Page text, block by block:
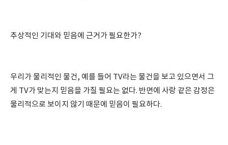
추상적인 기대와 믿음에 근거가 필요한가?
우리가 물리적인 물건, 예를 들어 TV라는 물건을 보고 있으면서 그
게 TV가 맞는지 믿음을 가질 필요는 없다. 반면에 사랑 같은 감정은
물리적으로 보이지 않기 때문에 믿음이 필요하다.